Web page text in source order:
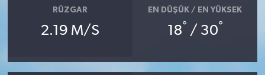
RÜZGAR
2.19 M/S
EN DÜŞÜK / EN YÜKSEK
18° / 30°